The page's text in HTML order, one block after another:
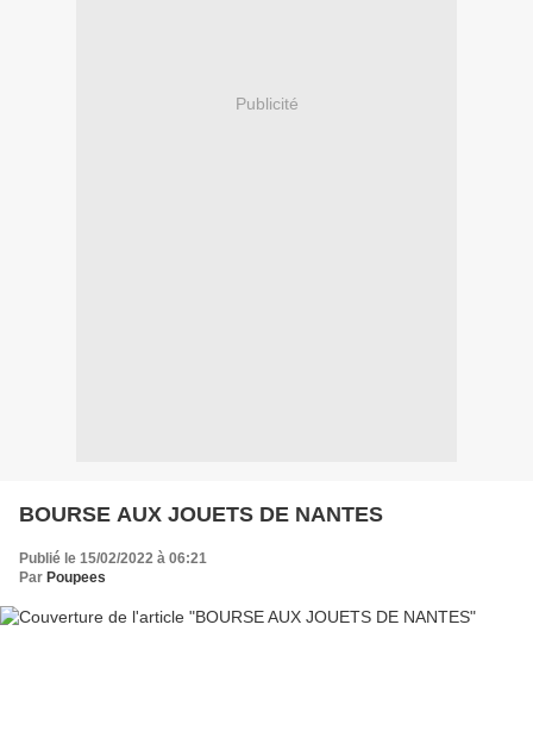
Publicité
BOURSE AUX JOUETS DE NANTES
Publié le 15/02/2022 à 06:21
Par Poupees